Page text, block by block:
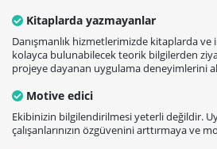
Kitaplarda yazmayanlar
Danışmanlık hizmetlerimizde kitaplarda
kolayca bulunabilecek teorik bilgilerden
projeye dayanan uygulama deneyimlerini
Motive edici
Ekibinizin bilgilendirilmesi yeterli değildir.
çalışanlarınızın özgüvenini arttırmaya ve